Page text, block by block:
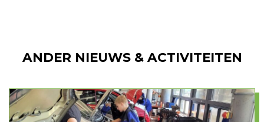
ANDER NIEUWS & ACTIVITEITEN